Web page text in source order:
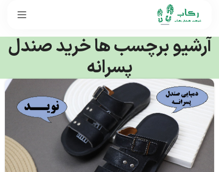
آرشیو برچسب ها خرید صندل
پسرانه